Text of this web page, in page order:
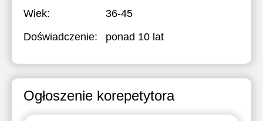
Wiek:
36-45
Doświadczenie:
ponad 10 lat
Ogłoszenie korepetytora